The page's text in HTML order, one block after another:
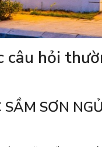
câu hỏi
SẦM SƠN